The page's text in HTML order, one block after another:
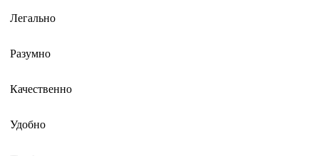
Легально
Разумно
Качественно
Удобно